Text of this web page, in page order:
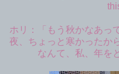
ホリ：「もう秋かなあっ
夜、ちょっと寒かったか
なんて、私、年を